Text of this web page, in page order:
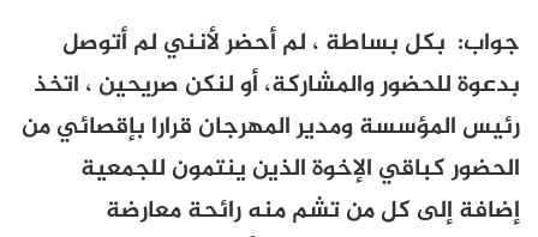
جواب: بكل بساطة ، لم أحضر لأنني لم أتوصل
بدعوة للحضور والمشاركة، أو لنكن صريحين ، اتخذ
رئيس المؤسسة ومدير المهرجان قرارا بإقصائي من
الحضور كباقي الإخوة الذين ينتمون للجمعية
إضافة إلى كل من تشم منه رائحة معارضة